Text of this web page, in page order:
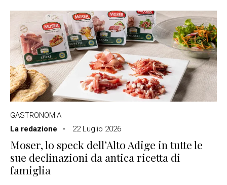
GASTRONOMIA
La redazione
22 Luglio 2026
Moser, lo speck dell’Alto Adige in tutte le
sue declinazioni da antica ricetta di
famiglia